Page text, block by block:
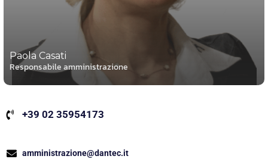
Paola Casati
Responsabile amministrazione
+39 02 35954173
amministrazione@dantec.it